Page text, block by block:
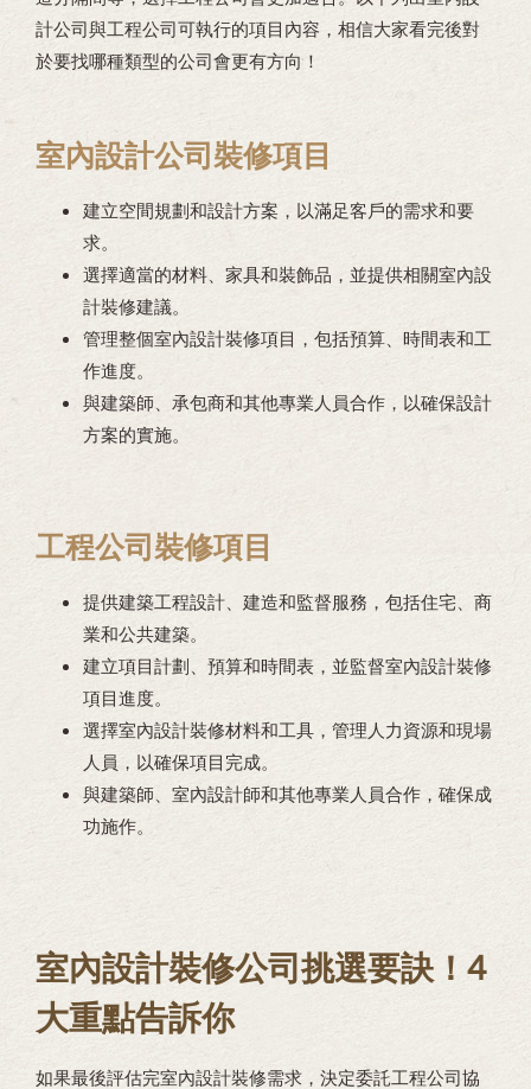
計公司與工程公司可執行的項目內容，相信大家看完後對
於要找哪種類型的公司會更有方向！
室內設計公司裝修項目
建立空間規劃和設計方案，以滿足客戶的需求和要
求。
選擇適當的材料、家具和裝飾品，並提供相關室內設
計裝修建議。
管理整個室內設計裝修項目，包括預算、時間表和工
作進度。
與建築師、承包商和其他專業人員合作，以確保設計
方案的實施。
工程公司裝修項目
提供建築工程設計、建造和監督服務，包括住宅、商
業和公共建築。
建立項目計劃、預算和時間表，並監督室內設計裝修
項目進度。
選擇室內設計裝修材料和工具，管理人力資源和現場
人員，以確保項目完成。
與建築師、室內設計師和其他專業人員合作，確保成
功施作。
室內設計裝修公司挑選要訣！4
大重點告訴你
如果最後評估完室內設計裝修需求，決定委託工程公司協